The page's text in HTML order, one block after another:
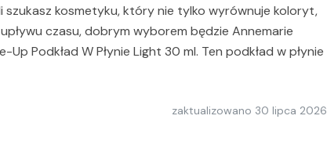
szukasz kosmetyku, który nie tylko wyrównuje koloryt,
czasu, dobrym wyborem będzie Annemarie
Podkład W Płynie Light 30 ml. Ten podkład w płynie
zaktualizowano 30 lipca 2026